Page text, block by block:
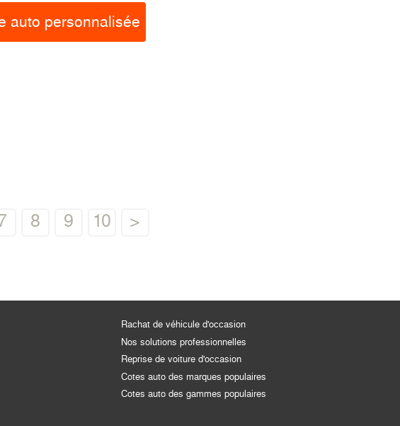
auto personnalisée
8 9 10 >
Rachat de véhicule d'occasion
Nos solutions professionnelles
Reprise de voiture d'occasion
Cotes auto des marques populaires
Cotes auto des gammes populaires